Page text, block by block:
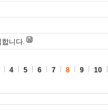
니다.
4 5 6 7 8 9 10